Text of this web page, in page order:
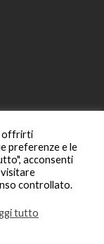
offrirti
preferenze e le
acconsenti
controllato.
tutto